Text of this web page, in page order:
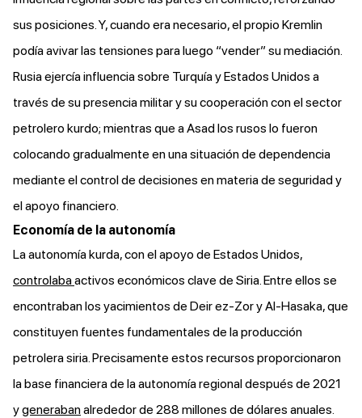
sus posiciones. Y, cuando era necesario, el propio Kremlin
podía avivar las tensiones para luego “vender” su mediación.
Rusia ejercía influencia sobre Turquía y Estados Unidos a
través de su presencia militar y su cooperación con el sector
petrolero kurdo; mientras que a Asad los rusos lo fueron
colocando gradualmente en una situación de dependencia
mediante el control de decisiones en materia de seguridad y
el apoyo financiero.
Economía de la autonomía
La autonomía kurda, con el apoyo de Estados Unidos,
controlabaactivos económicos clave de Siria. Entre ellos se
encontraban los yacimientos de Deir ez-Zor y Al-Hasaka, que
constituyen fuentes fundamentales de la producción
petrolera siria. Precisamente estos recursos proporcionaron
la base financiera de la autonomía regional después de 2021
ygenerabanalrededor de 288 millones de dólares anuales.